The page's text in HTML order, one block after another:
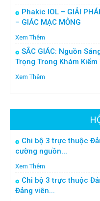
Phakic IOL – GIẢI
– GIÁC MẠC MỎNG
Xem Thêm
SẮC GIÁC: Nguồn
Trọng Trong Khám Kiểm
Xem Thêm
Chi bộ 3 trực thuộc
cường nguồn...
Xem Thêm
Chi bộ 3 trực thuộc
Đảng viên...